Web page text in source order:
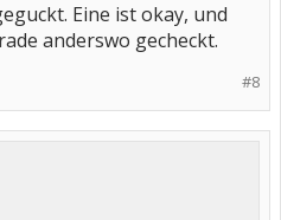
Eine ist okay, und
anderswo gecheckt.
#8